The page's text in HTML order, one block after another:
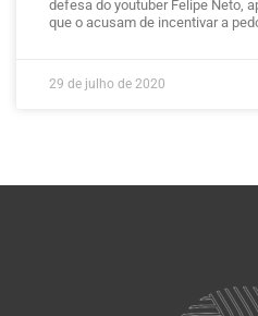
defesa do youtuber Felipe Neto,
que o acusam de incentivar a
29 de julho de 2020